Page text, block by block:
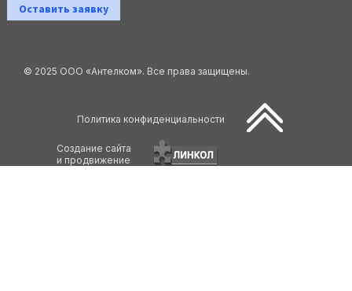
Оставить заявку
© 2025 ООО «Антелком». Все права защищены.
Политика конфиденциальности
Создание сайта
и продвижение